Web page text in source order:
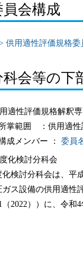
員会構成
供用適性評価規格
科会等の下
適性評価規格解釈
掌範囲 ：供用適性
成メンバー ： 委員
化検討分科会
化検討分科会は、平
ガス設備の供用適性
（2022））に、令